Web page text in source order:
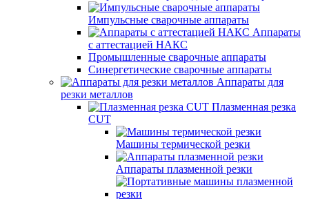
Импульсные сварочные аппараты
Аппараты
с аттестацией НАКС
Промышленные сварочные аппараты
Синергетические сварочные аппараты
Аппараты для
резки металлов
Плазменная резка
CUT
Машины термической резки
Аппараты плазменной резки